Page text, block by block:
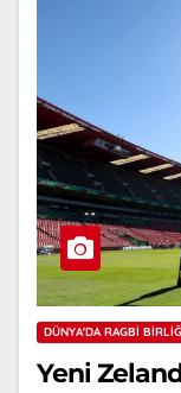
DÜNYA'DA RAGBI
Yeni